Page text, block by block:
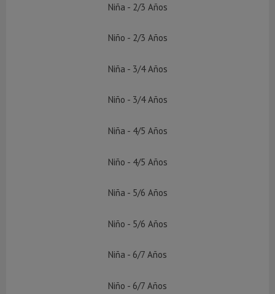
Niña - 2/3 Años
Niño - 2/3 Años
Niña - 3/4 Años
Niño - 3/4 Años
Niña - 4/5 Años
Niño - 4/5 Años
Niña - 5/6 Años
Niño - 5/6 Años
Niña - 6/7 Años
Niño - 6/7 Años